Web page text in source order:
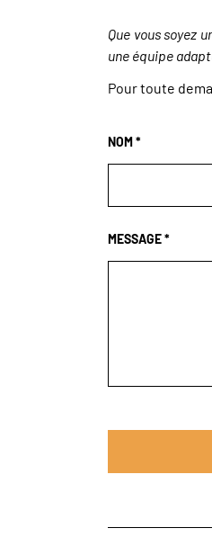
Que vous soyez
une équipe
Pour toute
NOM *
MESSAGE *